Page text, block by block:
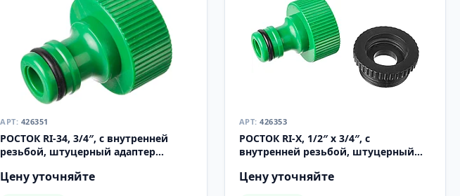
426351
РОСТОК RI-34, 3/4″, с внутренней
резьбой, штуцерный адаптер
Цену уточняйте
426353
РОСТОК RI-X, 1/2″ x 3/4″, с
внутренней резьбой, штуцерный
Цену уточняйте